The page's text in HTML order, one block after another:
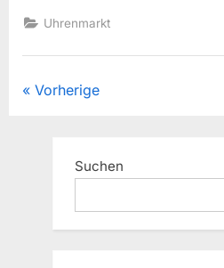
Alfred
Helwig”
Uhrenmarkt
Beiträge
Vorherige
Suchen